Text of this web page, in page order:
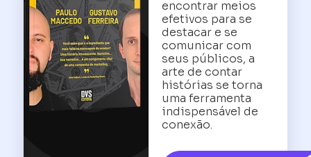
encontrar meios
efetivos para se
destacar e se
comunicar com
seus públicos, a
arte de contar
histórias se torna
uma ferramenta
indispensável de
conexão.